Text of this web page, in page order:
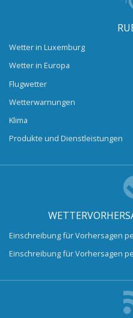
Wetter in Luxemburg
Wetter in Europa
Flugwetter
Wetterwarnungen
Klima
Produkte und Dienstleistungen
Einschreibung für Vorhersagen
Einschreibung für Vorhersagen